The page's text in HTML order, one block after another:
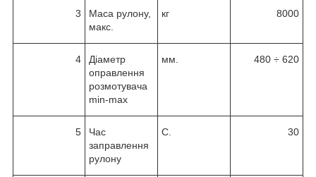
3
Маса рулону,
макс.
кг 8000
4
Діаметр
оправлення
розмотувача
min-max
мм. 480 ÷ 620
5
Час
заправлення
рулону
С. 30